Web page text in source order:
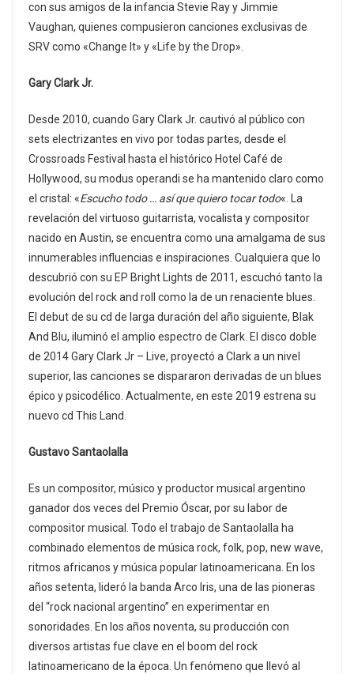
con sus amigos de la infancia Stevie Ray y Jimmie
Vaughan, quienes compusieron canciones exclusivas de
SRV como «Change It» y «Life by the Drop».
Gary Clark Jr.
Desde 2010, cuando Gary Clark Jr. cautivó al público con
sets electrizantes en vivo por todas partes, desde el
Crossroads Festival hasta el histórico Hotel Café de
Hollywood, su modus operandi se ha mantenido claro como
el cristal: «Escucho todo … así que quiero tocar todo«. La
revelación del virtuoso guitarrista, vocalista y compositor
nacido en Austin, se encuentra como una amalgama de sus
innumerables influencias e inspiraciones. Cualquiera que lo
descubrió con su EP Bright Lights de 2011, escuchó tanto la
evolución del rock and roll como la de un renaciente blues.
El debut de su cd de larga duración del año siguiente, Blak
And Blu, iluminó el amplio espectro de Clark. El disco doble
de 2014 Gary Clark Jr – Live, proyectó a Clark a un nivel
superior, las canciones se dispararon derivadas de un blues
épico y psicodélico. Actualmente, en este 2019 estrena su
nuevo cd This Land.
Gustavo Santaolalla
Es un compositor, músico y productor musical argentino
ganador dos veces del Premio Óscar, por su labor de
compositor musical. Todo el trabajo de Santaolalla ha
combinado elementos de música rock, folk, pop, new wave,
ritmos africanos y música popular latinoamericana. En los
años setenta, lideró la banda Arco Iris, una de las pioneras
del “rock nacional argentino” en experimentar en
sonoridades. En los años noventa, su producción con
diversos artistas fue clave en el boom del rock
latinoamericano de la época. Un fenómeno que llevó al